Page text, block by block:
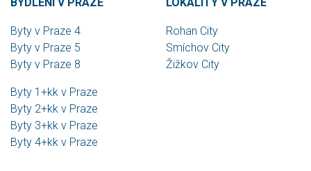
Rohan City
Smíchov City
Žižkov City
Byty v Praze 4
Byty v Praze 5
Byty v Praze 8
Byty 1+kk v Praze
Byty 2+kk v Praze
Byty 3+kk v Praze
Byty 4+kk v Praze